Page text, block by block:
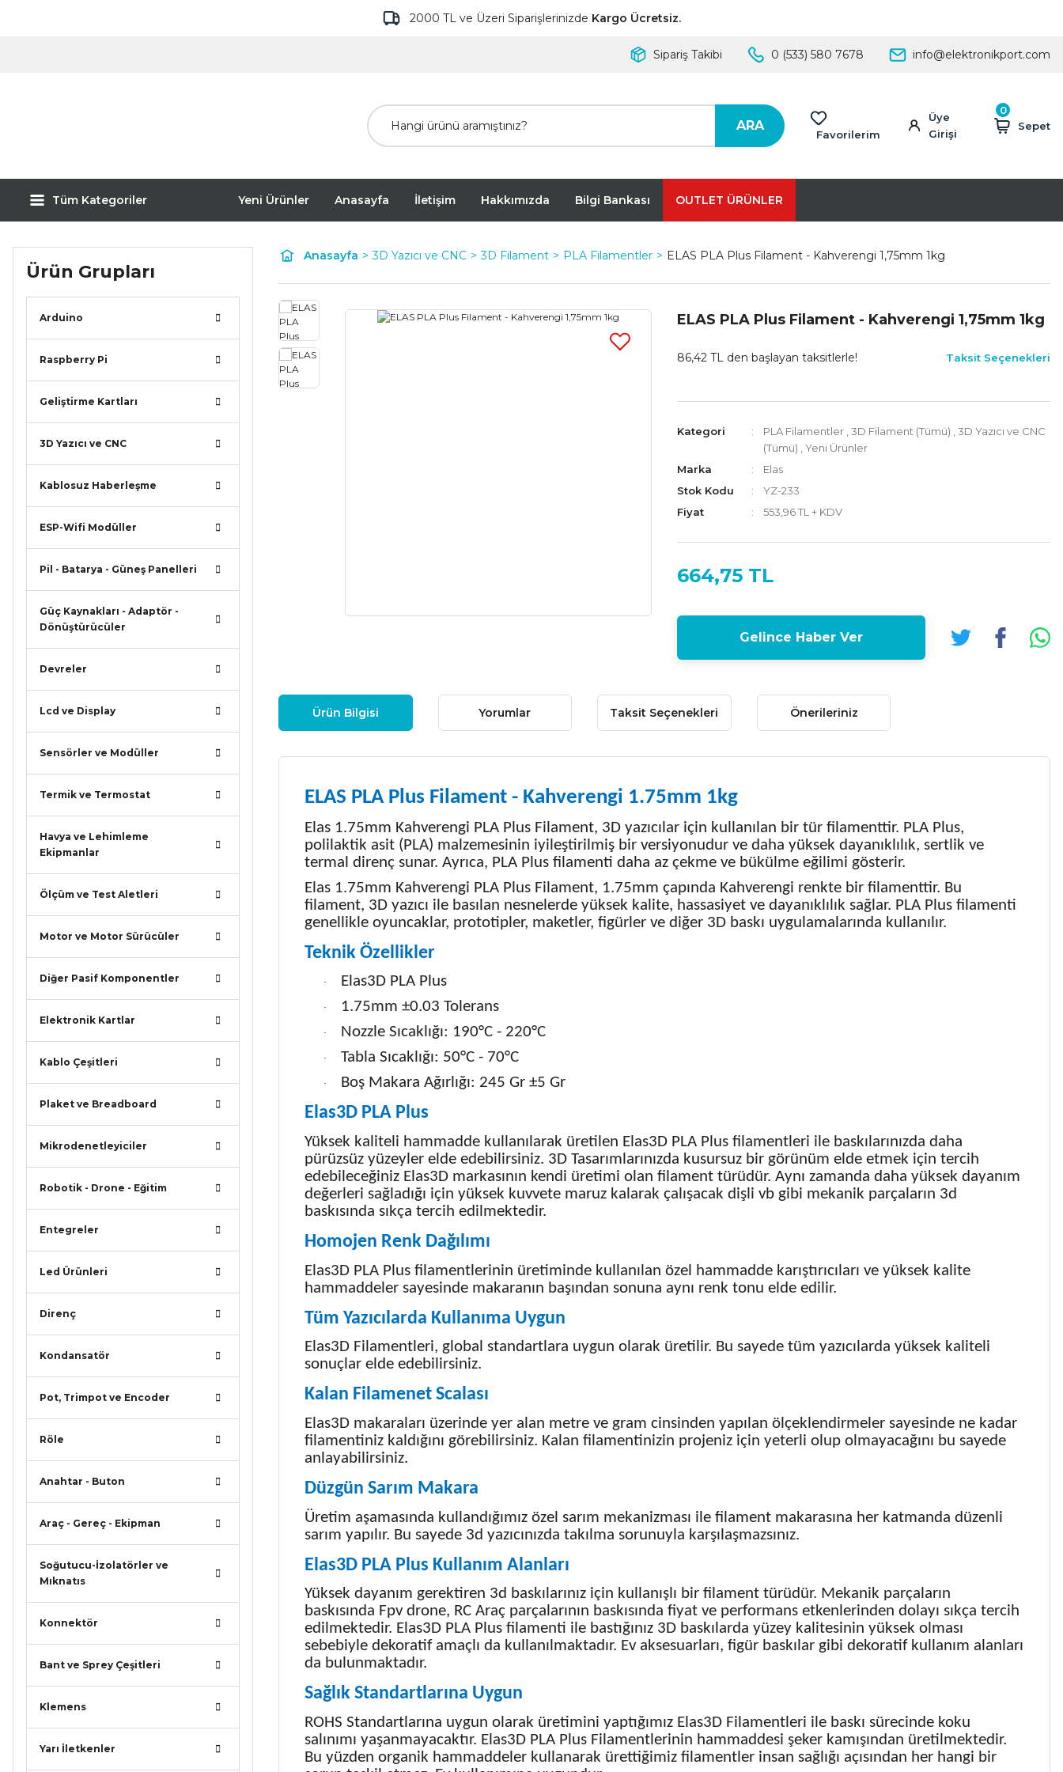
2000 TL ve Üzeri Siparişlerinizde Kargo Ücretsiz.
Sipariş Takibi 0 (533) 580 7678 info@elektronikport.com
ARA
Favorilerim
Üye
Girişi
Sepet
0
Tüm Kategoriler Yeni Ürünler Anasayfa İletişim Hakkımızda Bilgi Bankası OUTLET ÜRÜNLER
Ürün Grupları
Arduino
Raspberry Pi
Geliştirme Kartları
3D Yazıcı ve CNC
Kablosuz Haberleşme
ESP-Wifi Modüller
Pil - Batarya - Güneş Panelleri
Güç Kaynakları - Adaptör -
Dönüştürücüler
Devreler
Lcd ve Display
Sensörler ve Modüller
Termik ve Termostat
Havya ve Lehimleme
Ekipmanlar
Ölçüm ve Test Aletleri
Motor ve Motor Sürücüler
Diğer Pasif Komponentler
Elektronik Kartlar
Kablo Çeşitleri
Plaket ve Breadboard
Mikrodenetleyiciler
Robotik - Drone - Eğitim
Entegreler
Led Ürünleri
Direnç
Kondansatör
Pot, Trimpot ve Encoder
Röle
Anahtar - Buton
Araç - Gereç - Ekipman
Soğutucu-İzolatörler ve
Mıknatıs
Konnektör
Bant ve Sprey Çeşitleri
Klemens
Yarı İletkenler
Anasayfa 3D Yazıcı ve CNC 3D Filament PLA Filamentler ELAS PLA Plus Filament - Kahverengi 1,75mm 1kg
ELAS PLA Plus Filament - Kahverengi 1,75mm 1kg
86,42 TL den başlayan taksitlerle! Taksit Seçenekleri
Kategori PLA Filamentler ,3D Filament (Tümü) ,3D Yazıcı ve CNC
(Tümü)
,Yeni Ürünler
Marka
Elas
Stok Kodu
YZ-233
Fiyat
553,96 TL + KDV
664,75 TL
Gelince Haber Ver
Ürün Bilgisi Yorumlar Taksit Seçenekleri Önerileriniz
ELAS PLA Plus Filament - Kahverengi 1.75mm 1kg
Elas 1.75mm Kahverengi PLA Plus Filament, 3D yazıcılar için kullanılan bir tür filamenttir. PLA Plus,
polilaktik asit (PLA) malzemesinin iyileştirilmiş bir versiyonudur ve daha yüksek dayanıklılık, sertlik ve
termal direnç sunar. Ayrıca, PLA Plus filamenti daha az çekme ve bükülme eğilimi gösterir.
Elas 1.75mm Kahverengi PLA Plus Filament, 1.75mm çapında Kahverengi renkte bir filamenttir. Bu
filament, 3D yazıcı ile basılan nesnelerde yüksek kalite, hassasiyet ve dayanıklılık sağlar. PLA Plus filamenti
genellikle oyuncaklar, prototipler, maketler, figürler ve diğer 3D baskı uygulamalarında kullanılır.
Teknik Özellikler
· Elas3D PLA Plus
· 1.75mm ±0.03 Tolerans
· Nozzle Sıcaklığı: 190°C - 220°C
· Tabla Sıcaklığı: 50°C - 70°C
· Boş Makara Ağırlığı: 245 Gr ±5 Gr
Elas3D PLA Plus
Yüksek kaliteli hammadde kullanılarak üretilen Elas3D PLA Plus filamentleri ile baskılarınızda daha
pürüzsüz yüzeyler elde edebilirsiniz. 3D Tasarımlarınızda kusursuz bir görünüm elde etmek için tercih
edebileceğiniz Elas3D markasının kendi üretimi olan filament türüdür. Aynı zamanda daha yüksek dayanım
değerleri sağladığı için yüksek kuvvete maruz kalarak çalışacak dişli vb gibi mekanik parçaların 3d
baskısında sıkça tercih edilmektedir.
Homojen Renk Dağılımı
Elas3D PLA Plus filamentlerinin üretiminde kullanılan özel hammadde karıştırıcıları ve yüksek kalite
hammaddeler sayesinde makaranın başından sonuna aynı renk tonu elde edilir.
Tüm Yazıcılarda Kullanıma Uygun
Elas3D Filamentleri, global standartlara uygun olarak üretilir. Bu sayede tüm yazıcılarda yüksek kaliteli
sonuçlar elde edebilirsiniz.
Kalan Filamenet Scalası
Elas3D makaraları üzerinde yer alan metre ve gram cinsinden yapılan ölçeklendirmeler sayesinde ne kadar
filamentiniz kaldığını görebilirsiniz. Kalan filamentinizin projeniz için yeterli olup olmayacağını bu sayede
anlayabilirsiniz.
Düzgün Sarım Makara
Üretim aşamasında kullandığımız özel sarım mekanizması ile filament makarasına her katmanda düzenli
sarım yapılır. Bu sayede 3d yazıcınızda takılma sorunuyla karşılaşmazsınız.
Elas3D PLA Plus Kullanım Alanları
Yüksek dayanım gerektiren 3d baskılarınız için kullanışlı bir filament türüdür. Mekanik parçaların
baskısında Fpv drone, RC Araç parçalarının baskısında fiyat ve performans etkenlerinden dolayı sıkça tercih
edilmektedir. Elas3D PLA Plus filamenti ile bastığınız 3D baskılarda yüzey kalitesinin yüksek olması
sebebiyle dekoratif amaçlı da kullanılmaktadır. Ev aksesuarları, figür baskılar gibi dekoratif kullanım alanları
da bulunmaktadır.
Sağlık Standartlarına Uygun
ROHS Standartlarına uygun olarak üretimini yaptığımız Elas3D Filamentleri ile baskı sürecinde koku
salınımı yaşanmayacaktır. Elas3D PLA Plus Filamentlerinin hammaddesi şeker kamışından üretilmektedir.
Bu yüzden organik hammaddeler kullanarak ürettiğimiz filamentler insan sağlığı açısından her hangi bir